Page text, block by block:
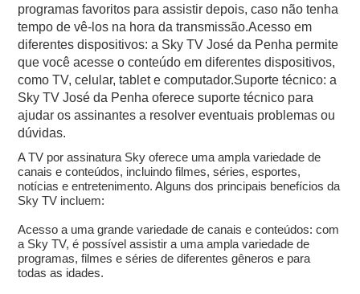
programas favoritos para assistir depois, caso não tenha
tempo de vê-los na hora da transmissão.Acesso em
diferentes dispositivos: a Sky TV José da Penha permite
que você acesse o conteúdo em diferentes dispositivos,
como TV, celular, tablet e computador.Suporte técnico: a
Sky TV José da Penha oferece suporte técnico para
ajudar os assinantes a resolver eventuais problemas ou
dúvidas.
A TV por assinatura Sky oferece uma ampla variedade de
canais e conteúdos, incluindo filmes, séries, esportes,
notícias e entretenimento. Alguns dos principais benefícios da
Sky TV incluem:
Acesso a uma grande variedade de canais e conteúdos: com
a Sky TV, é possível assistir a uma ampla variedade de
programas, filmes e séries de diferentes gêneros e para
todas as idades.